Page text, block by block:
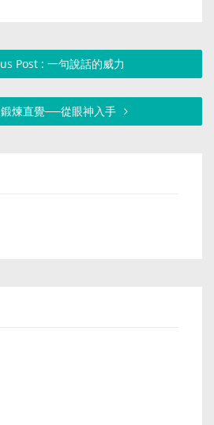
Post : 一句說話的威力
煉直覺──從眼神入手